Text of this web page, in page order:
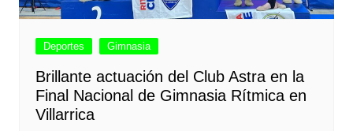
Deportes Gimnasia
Brillante actuación del Club Astra en la
Final Nacional de Gimnasia Rítmica en
Villarrica